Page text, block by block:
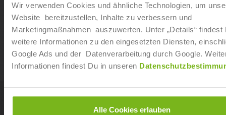
Wir verwenden Cookies und ähnliche Technologien, um
Website bereitzustellen, Inhalte zu verbessern und
Marketingmaßnahmen auszuwerten. Unter „Details“ findest
weitere Informationen zu den eingesetzten Diensten,
Google Ads und der Datenverarbeitung durch Google.
Informationen findest Du in unseren
Alle Cookies erlauben
Dualer Bachelor of Arts „Fitnesswissenschaft
und Fitnessökonomie“ in Sprockhövel
empa.vision UG (haftungsbeschränkt)
Ab sofort
Dualer Bachelor of Arts „Fitnesswissenschaft
und Fitnessökonomie“ in Herdecke
empa.vision UG (haftungsbeschränkt)